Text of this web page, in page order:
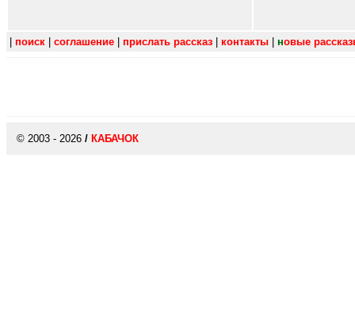
поиск соглашение прислать рассказ контакты новые
© 2003 - 2026 / КАБАЧОК